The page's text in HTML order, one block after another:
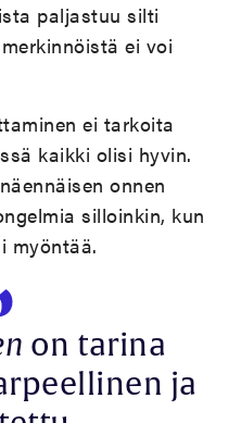
paljastuu silti
ei voi
ei tarkoita
kaikki olisi hyvin.
onnen
silloinkin, kun
myöntää.
on tarina
ja